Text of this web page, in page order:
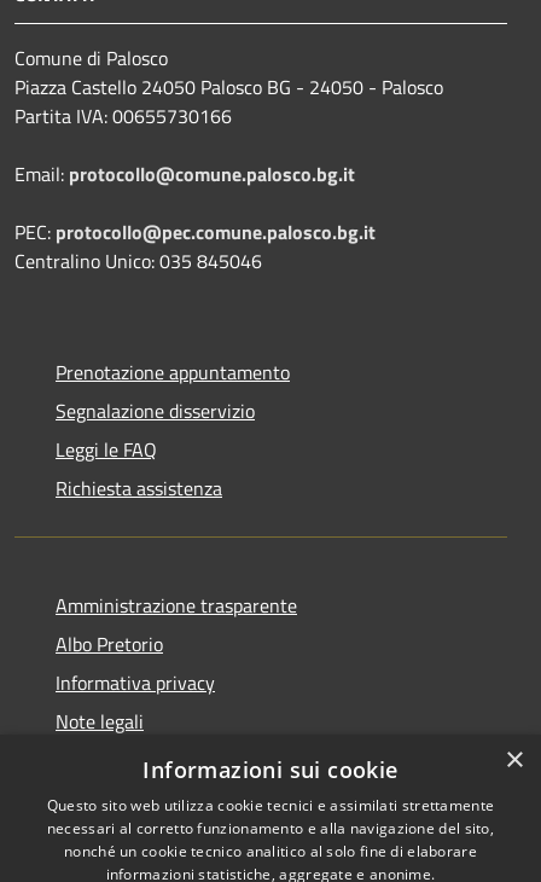
Comune di Palosco
Piazza Castello 24050 Palosco BG - 24050 - Palosco
Partita IVA: 00655730166
Email: protocollo@comune.palosco.bg.it
PEC: protocollo@pec.comune.palosco.bg.it
Centralino Unico: 035 845046
Prenotazione appuntamento
Segnalazione disservizio
Leggi le FAQ
Richiesta assistenza
Amministrazione trasparente
Albo Pretorio
Informativa privacy
Note legali
Dichiarazione di accessibilità
×
Informazioni sui cookie
Questo sito web utilizza cookie tecnici e assimilati strettamente
necessari al corretto funzionamento e alla navigazione del sito,
nonché un cookie tecnico analitico al solo fine di elaborare
informazioni statistiche, aggregate e anonime.